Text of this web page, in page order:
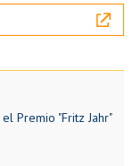
Premio "Fritz Jahr"